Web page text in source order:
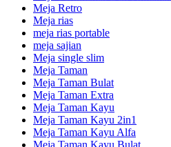
Meja Retro
Meja rias
meja rias portable
meja sajian
Meja single slim
Meja Taman
Meja Taman Bulat
Meja Taman Extra
Meja Taman Kayu
Meja Taman Kayu 2in1
Meja Taman Kayu Alfa
Meja Taman Kayu Bulat